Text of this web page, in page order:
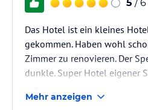
5 / 6
Das Hotel ist ein kleines
gekommen. Haben wohl
Zimmer zu renovieren. Der
dunkle. Super Hotel eigener
Mehr anzeigen